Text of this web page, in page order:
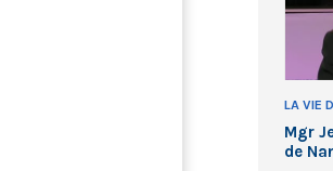
LA VIE
Mgr
de